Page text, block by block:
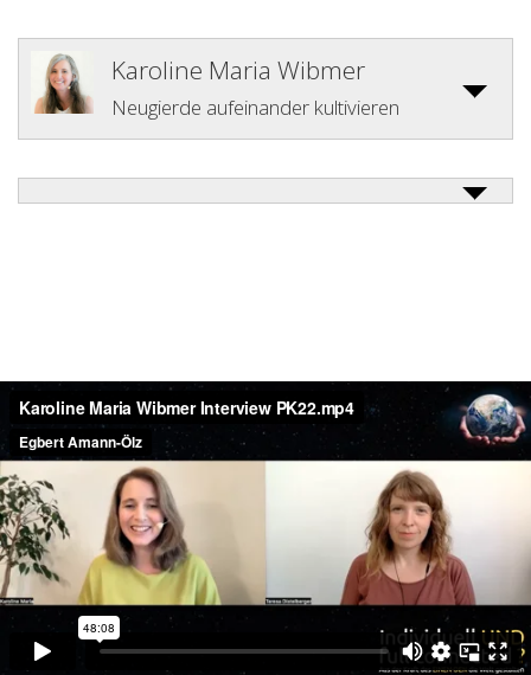
Karoline Maria Wibmer
Neugierde aufeinander kultivieren